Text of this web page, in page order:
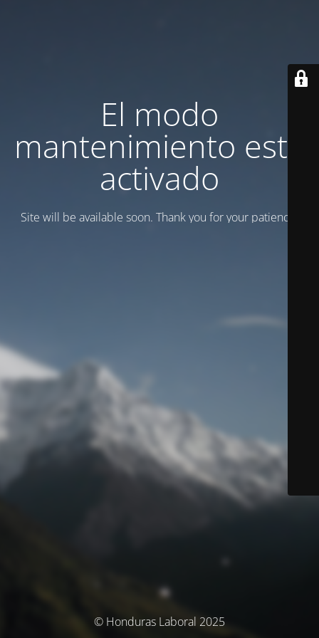
El modo
mantenimiento está
activado
Site will be available soon. Thank you for your patience!
© Honduras Laboral 2025